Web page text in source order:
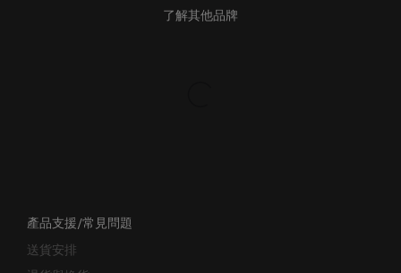
了解其他品牌
產品支援/常見問題
送貨安排